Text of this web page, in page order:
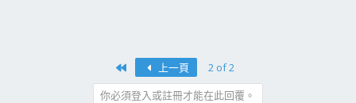
上一頁
2 of 2
你必須登入或註冊才能在此回覆。